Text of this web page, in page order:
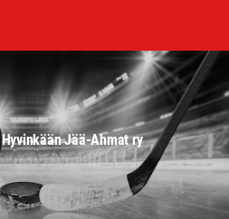
Hyvinkään Jää-Ahmat ry